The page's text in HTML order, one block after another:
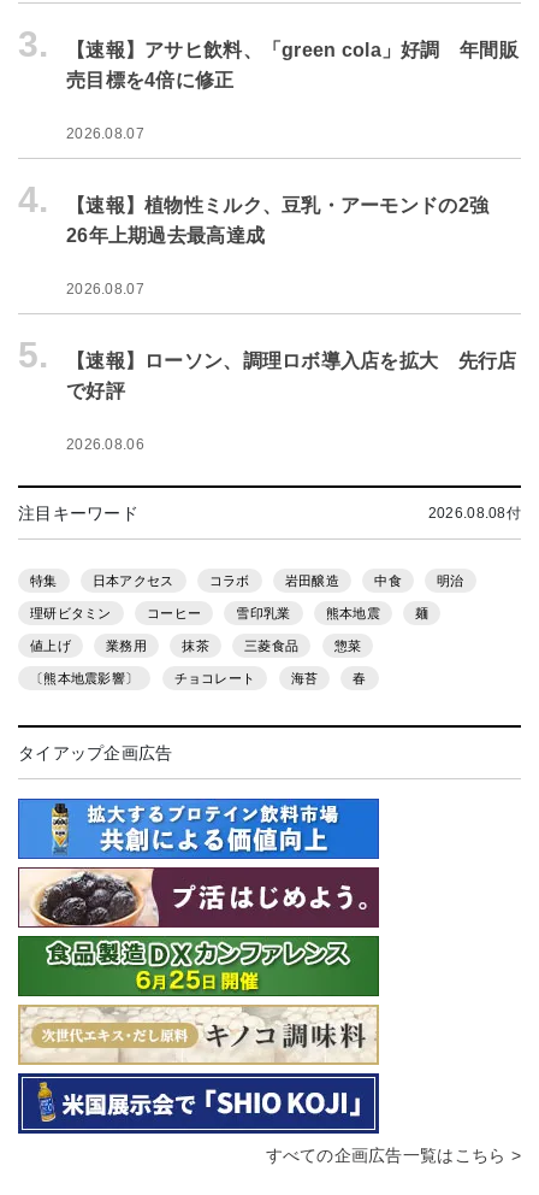
3.
【速報】アサヒ飲料、「green cola」好調 年間販
売目標を4倍に修正
2026.08.07
4.
【速報】植物性ミルク、豆乳・アーモンドの2強
26年上期過去最高達成
2026.08.07
5.
【速報】ローソン、調理ロボ導入店を拡大 先行店
で好評
2026.08.06
注目キーワード 2026.08.08付
特集 日本アクセス コラボ 岩田醸造 中食 明治
理研ビタミン コーヒー 雪印乳業 熊本地震 麺
値上げ 業務用 抹茶 三菱食品 惣菜
〔熊本地震影響〕 チョコレート 海苔 春
タイアップ企画広告
すべての企画広告一覧はこちら >